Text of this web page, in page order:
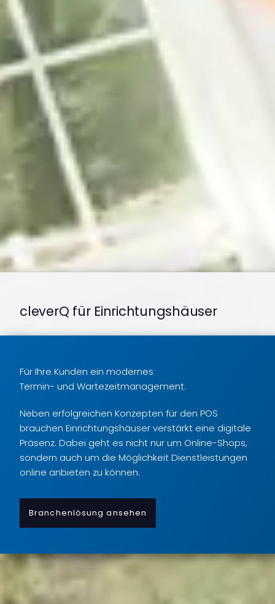
cleverQ für Einrichtungshäuser
Für Ihre Kunden ein modernes
Termin- und Wartezeitmanagement.
Neben erfolgreichen Konzepten für den POS
brauchen Einrichtungshäuser verstärkt eine digitale
Präsenz. Dabei geht es nicht nur um Online-Shops,
sondern auch um die Möglichkeit Dienstleistungen
online anbieten zu können.
Branchenlösung ansehen